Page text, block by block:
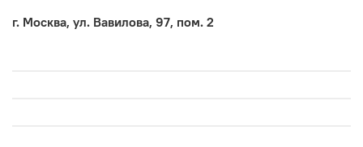
г. Москва, ул. Вавилова, 97, пом. 2